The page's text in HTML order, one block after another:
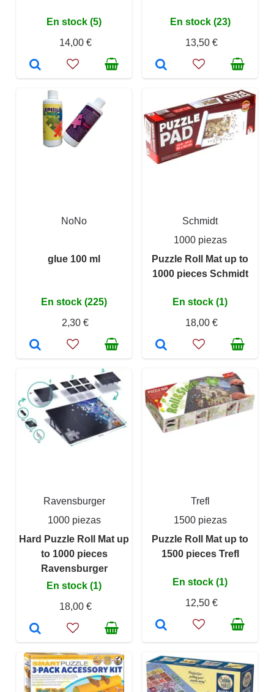
En stock (5)
14,00 €
En stock (23)
13,50 €
NoNo
glue 100 ml
En stock (225)
2,30 €
Schmidt
1000 piezas
Puzzle Roll Mat up to
1000 pieces Schmidt
En stock (1)
18,00 €
Ravensburger
1000 piezas
Hard Puzzle Roll Mat up
to 1000 pieces
Ravensburger
En stock (1)
18,00 €
Trefl
1500 piezas
Puzzle Roll Mat up to
1500 pieces Trefl
En stock (1)
12,50 €